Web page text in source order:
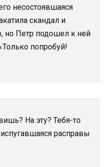
несостоявшаяся
скандал и
но Петр подошел к ней
попробуй!
На эту? Тебя-то
расправы